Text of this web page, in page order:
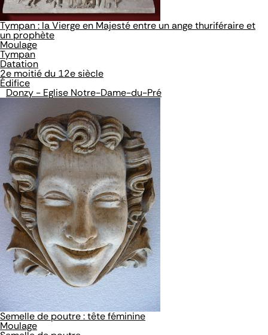
Tympan : la Vierge en Majesté entre un ange thuriféraire et
un prophète
Moulage
Tympan
Datation
2e moitié du 12e siècle
Édifice
Donzy - Eglise Notre-Dame-du-Pré
Semelle de poutre : tête féminine
Moulage